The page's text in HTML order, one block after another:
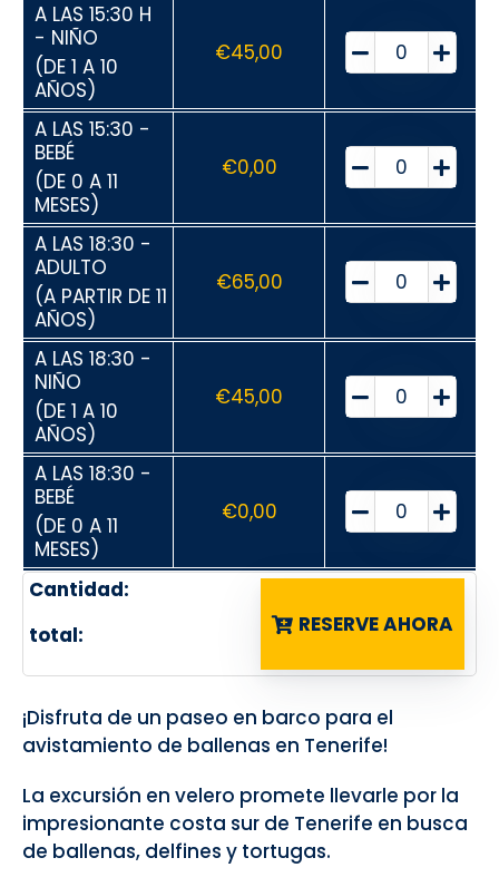
A LAS 15:30 H
- NIÑO
(DE 1 A 10
AÑOS)
€45,00
A LAS 15:30 -
BEBÉ
(DE 0 A 11
MESES)
€0,00
A LAS 18:30 -
ADULTO
(A PARTIR DE 11
AÑOS)
€65,00
A LAS 18:30 -
NIÑO
(DE 1 A 10
AÑOS)
€45,00
A LAS 18:30 -
BEBÉ
(DE 0 A 11
MESES)
€0,00
Cantidad:
total:
RESERVE AHORA
¡Disfruta de un paseo en barco para el
avistamiento de ballenas en Tenerife!
La excursión en velero promete llevarle por la
impresionante costa sur de Tenerife en busca
de ballenas, delfines y tortugas.